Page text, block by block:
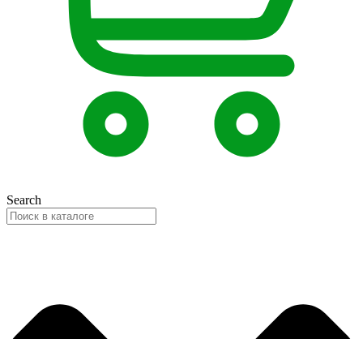
Search